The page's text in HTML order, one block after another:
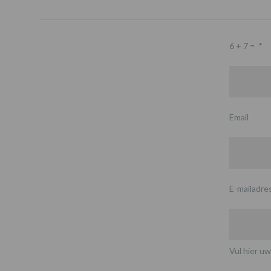
6 + 7 = *
Email
E-
Vul hier